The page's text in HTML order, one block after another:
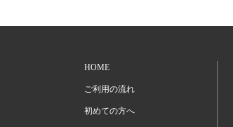
HOME
ご利用の流れ
初めての方へ